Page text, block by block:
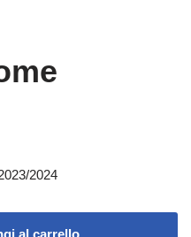
2024
al carrello